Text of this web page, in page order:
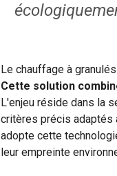
Le chauffage à
Cette solution
L'enjeu réside dans la
critères précis adaptés
adopte cette
leur empreinte